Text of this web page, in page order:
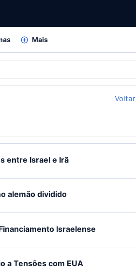
Mais
entre Israel e Irã
alemão dividido
Israelense
a Tensões com EUA